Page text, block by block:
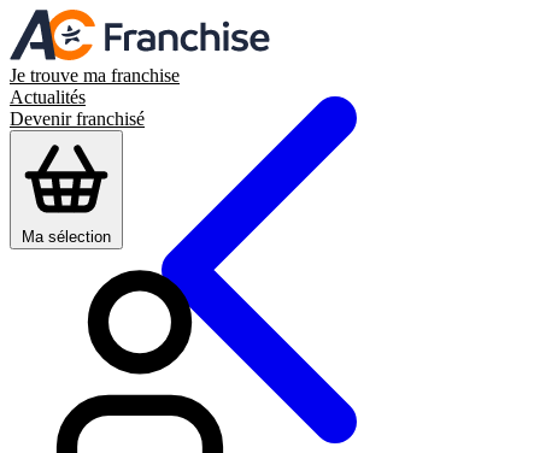
Je trouve ma franchise
Actualités
Devenir franchisé
Ma sélection